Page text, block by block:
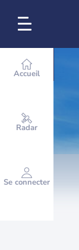
Accueil
Radar
Se connecter